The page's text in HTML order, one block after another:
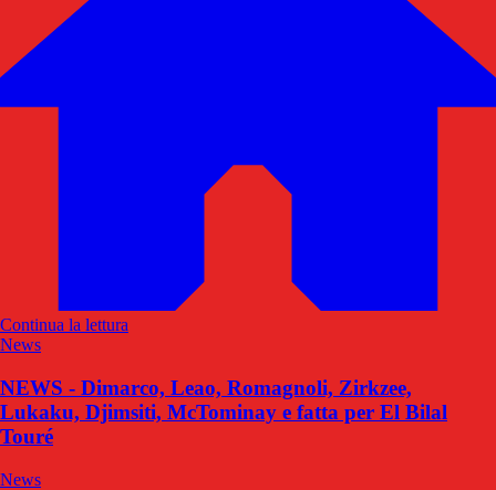
Continua la lettura
News
NEWS - Dimarco, Leao, Romagnoli, Zirkzee,
Lukaku, Djimsiti, McTominay e fatta per El Bilal
Touré
News